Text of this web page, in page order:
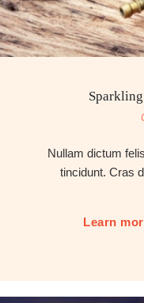
Nullam dictum
tincidunt. Cras
Learn